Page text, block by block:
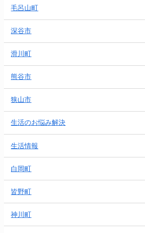
毛呂山町
深谷市
滑川町
熊谷市
狭山市
生活のお悩み解決
生活情報
白岡町
皆野町
神川町